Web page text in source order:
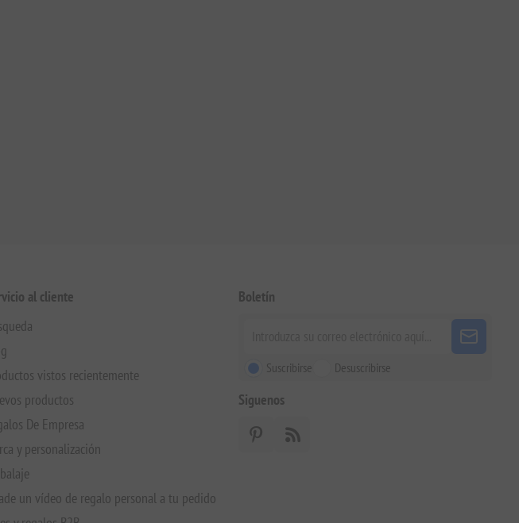
al cliente
vistos recientemente
productos
De Empresa
y personalización
un vídeo de regalo personal a tu pedido
Boletín
Suscribirse Desuscribirse
Siguenos